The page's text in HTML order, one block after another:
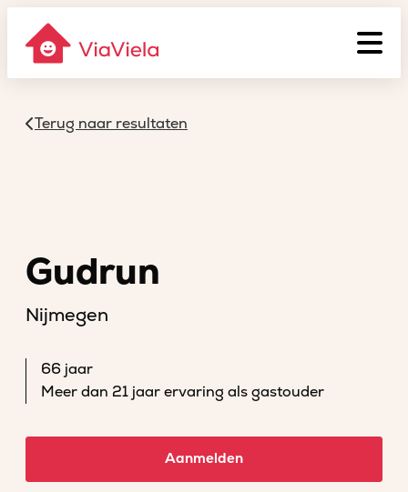
Terug naar resultaten
Gudrun
Nijmegen
66 jaar
Meer dan 21 jaar ervaring als gastouder
Aanmelden